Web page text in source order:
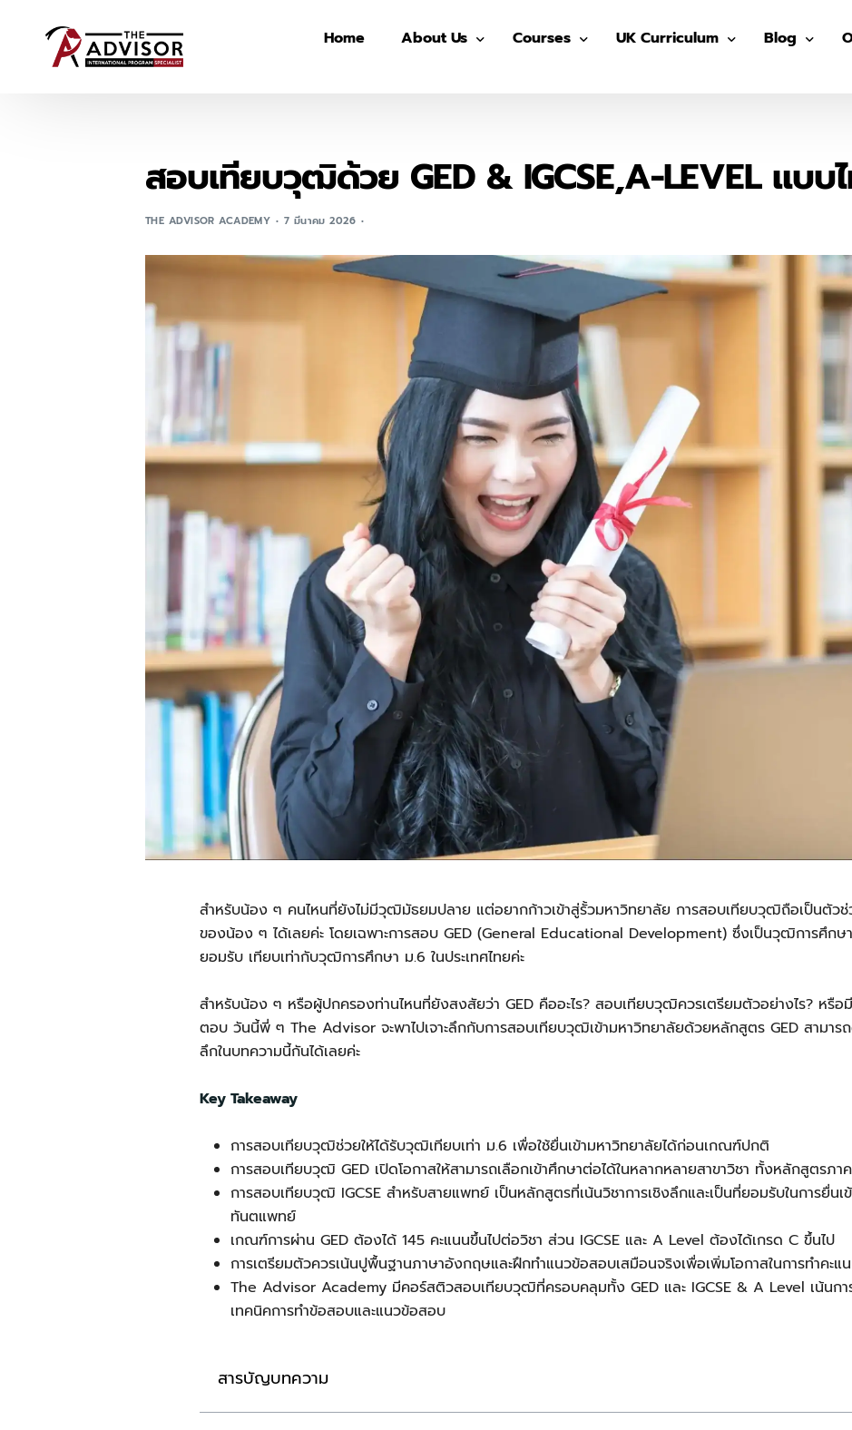
Home About Us
The Advisor On-site
Courses
ติว IGCSE
MUIDS ติวเข้า ม.4
UK Curriculum
IGCSE (Year 10-11)
Blog
SAT
สอบเทียบวุฒิด้วย GED & IGCSE,A-LEVEL แบบไ
THE ADVISOR ACADEMY 7 มีนาคม 2026
สำหรับน้อง ๆ คนไหนที่ยังไม่มีวุฒิมัธยมปลาย แต่อยากก้าวเข้าสู่รั้วมหาวิทยาลัย การสอบเทียบวุฒิถือเป็นตัว
ของน้อง ๆ ได้เลยค่ะ โดยเฉพาะการสอบ GED (General Educational Development) ซึ่งเป็นวุฒิการศึกษ
ยอมรับ เทียบเท่ากับวุฒิการศึกษา ม.6 ในประเทศไทยค่ะ
สำหรับน้อง ๆ หรือผู้ปกครองท่านไหนที่ยังสงสัยว่า GED คืออะไร? สอบเทียบวุฒิควรเตรียมตัวอย่างไร? หรื
ตอบ วันนี้พี่ ๆ The Advisor จะพาไปเจาะลึกกับการสอบเทียบวุฒิเข้ามหาวิทยาลัยด้วยหลักสูตร GED สามารถ
ลึกในบทความนี้กันได้เลยค่ะ
Key Takeaway
การสอบเทียบวุฒิช่วยให้ได้รับวุฒิเทียบเท่า ม.6 เพื่อใช้ยื่นเข้ามหาวิทยาลัยได้ก่อนเกณฑ์ปกติ
การสอบเทียบวุฒิ GED เปิดโอกาสให้สามารถเลือกเข้าศึกษาต่อได้ในหลากหลายสาขาวิชา ทั้งหลักสูตรภ
การสอบเทียบวุฒิ IGCSE สำหรับสายแพทย์ เป็นหลักสูตรที่เน้นวิชาการเชิงลึกและเป็นที่ยอมรับในการยื่น
ทันตแพทย์
เกณฑ์การผ่าน GED ต้องได้ 145 คะแนนขึ้นไปต่อวิชา ส่วน IGCSE และ A Level ต้องได้เกรด C ขึ้นไป
การเตรียมตัวควรเน้นปูพื้นฐานภาษาอังกฤษและฝึกทำแนวข้อสอบเสมือนจริงเพื่อเพิ่มโอกาสในการทำคะแ
The Advisor Academy มีคอร์สติวสอบเทียบวุฒิที่ครอบคลุมทั้ง GED และ IGCSE & A Level เน้นก
เทคนิคการทำข้อสอบและแนวข้อสอบ
สารบัญบทความ